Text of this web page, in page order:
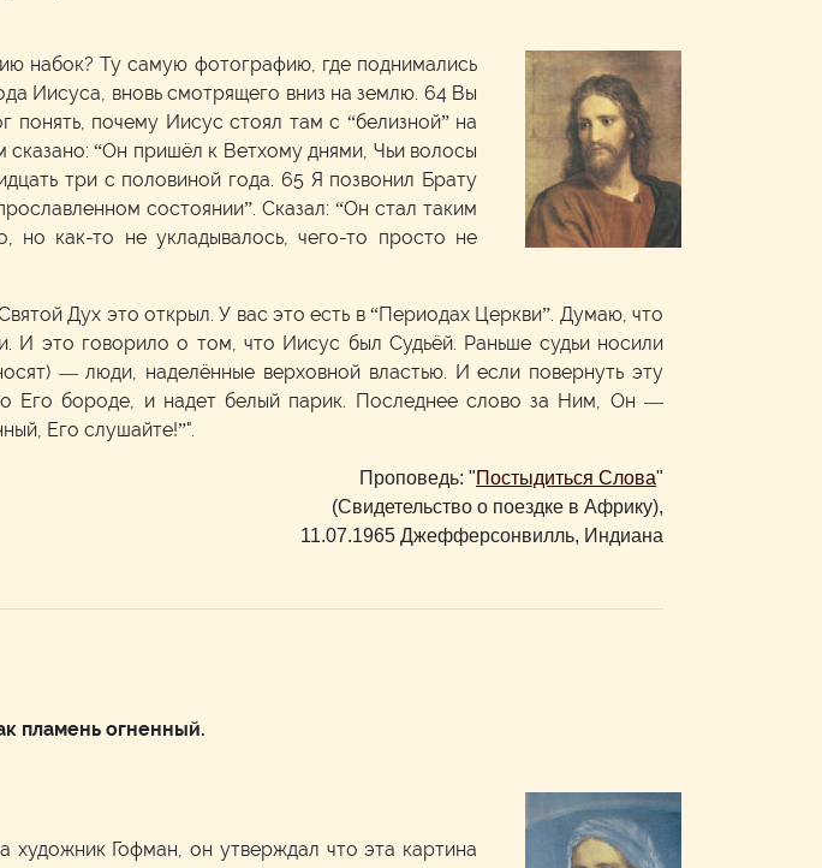
набок? Ту самую фотографию, где поднимались
Иисуса, вновь смотрящего вниз на землю. 64 Вы
почему Иисус стоял там с “белизной” на
“Он пришёл к Ветхому днями, Чьи волосы
три с половиной года. 65 Я позвонил Брату
состоянии”. Сказал: “Он стал таким
но как-то не укладывалось, чего-то просто не
Дух это открыл. У вас это есть в “Периодах Церкви”. Думаю, что
И это говорило о том, что Иисус был Судьёй. Раньше судьи носили
— люди, наделённые верховной властью. И если повернуть эту
Его бороде, и надет белый парик. Последнее слово за Ним, Он —
Его слушайте!”".
Проповедь: "Постыдиться Слова"
(Свидетельство о поездке в Африку),
11.07.1965 Джефферсонвилль, Индиана
пламень огненный.
художник Гофман, он утверждал что эта картина